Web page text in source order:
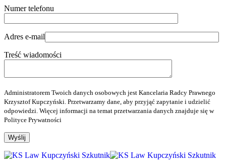
Numer telefonu
Adres e-mail
Treść wiadomości
Administratorem Twoich danych osobowych jest Kancelaria Radcy Prawnego
Krzysztof Kupczyński. Przetwarzamy dane, aby przyjąć zapytanie i udzielić
odpowiedzi. Więcej informacji na temat przetwarzania danych znajduje się w
Polityce Prywatności